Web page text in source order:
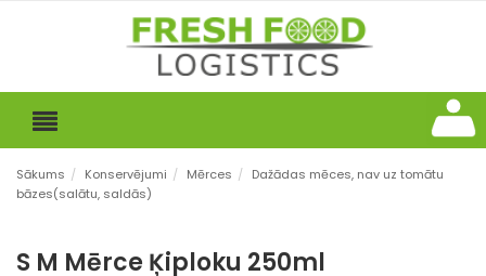
Sākums / Konservējumi / Mērces / Dažādas mēces, nav uz tomātu
bāzes(salātu, saldās)
S M Mērce Ķiploku 250ml